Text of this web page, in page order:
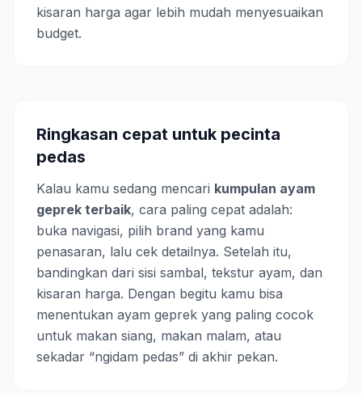
kisaran harga agar lebih mudah menyesuaikan
budget.
Ringkasan cepat untuk pecinta
pedas
Kalau kamu sedang mencari kumpulan ayam
geprek terbaik, cara paling cepat adalah:
buka navigasi, pilih brand yang kamu
penasaran, lalu cek detailnya. Setelah itu,
bandingkan dari sisi sambal, tekstur ayam, dan
kisaran harga. Dengan begitu kamu bisa
menentukan ayam geprek yang paling cocok
untuk makan siang, makan malam, atau
sekadar “ngidam pedas” di akhir pekan.